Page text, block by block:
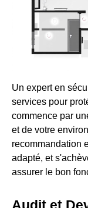
Un expert en
services pour
commence par
et de votre
recommandation
adapté, et
assurer le bon